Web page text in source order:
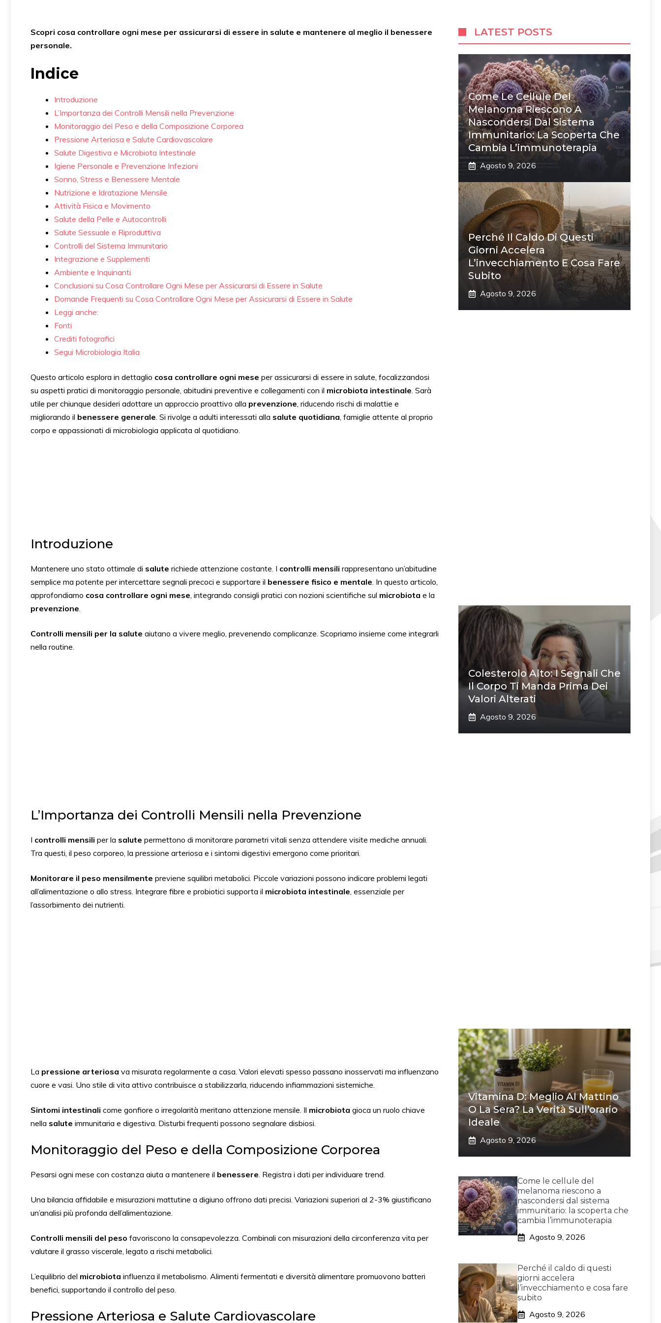
Scopri cosa controllare ogni mese per assicurarsi di essere in salute e mantenere al meglio il benessere
personale.
Indice
Introduzione
L’Importanza dei Controlli Mensili nella Prevenzione
Monitoraggio del Peso e della Composizione Corporea
Pressione Arteriosa e Salute Cardiovascolare
Salute Digestiva e Microbiota Intestinale
Igiene Personale e Prevenzione Infezioni
Sonno, Stress e Benessere Mentale
Nutrizione e Idratazione Mensile
Attività Fisica e Movimento
Salute della Pelle e Autocontrolli
Salute Sessuale e Riproduttiva
Controlli del Sistema Immunitario
Integrazione e Supplementi
Ambiente e Inquinanti
Conclusioni su Cosa Controllare Ogni Mese per Assicurarsi di Essere in Salute
Domande Frequenti su Cosa Controllare Ogni Mese per Assicurarsi di Essere in Salute
Leggi anche:
Fonti
Crediti fotografici
Segui Microbiologia Italia
Questo articolo esplora in dettaglio cosa controllare ogni mese per assicurarsi di essere in salute, focalizzandosi
su aspetti pratici di monitoraggio personale, abitudini preventive e collegamenti con il microbiota intestinale. Sarà
utile per chiunque desideri adottare un approccio proattivo alla prevenzione, riducendo rischi di malattie e
migliorando il benessere generale. Si rivolge a adulti interessati alla salute quotidiana, famiglie attente al proprio
corpo e appassionati di microbiologia applicata al quotidiano.
Introduzione
Mantenere uno stato ottimale di salute richiede attenzione costante. I controlli mensili rappresentano un’abitudine
semplice ma potente per intercettare segnali precoci e supportare il benessere fisico e mentale. In questo articolo,
approfondiamo cosa controllare ogni mese, integrando consigli pratici con nozioni scientifiche sul microbiota e la
prevenzione.
Controlli mensili per la salute aiutano a vivere meglio, prevenendo complicanze. Scopriamo insieme come integrarli
nella routine.
L’Importanza dei Controlli Mensili nella Prevenzione
I controlli mensili per la salute permettono di monitorare parametri vitali senza attendere visite mediche annuali.
Tra questi, il peso corporeo, la pressione arteriosa e i sintomi digestivi emergono come prioritari.
Monitorare il peso mensilmente previene squilibri metabolici. Piccole variazioni possono indicare problemi legati
all’alimentazione o allo stress. Integrare fibre e probiotici supporta il microbiota intestinale, essenziale per
l’assorbimento dei nutrienti.
La pressione arteriosa va misurata regolarmente a casa. Valori elevati spesso passano inosservati ma influenzano
cuore e vasi. Uno stile di vita attivo contribuisce a stabilizzarla, riducendo infiammazioni sistemiche.
Sintomi intestinali come gonfiore o irregolarità meritano attenzione mensile. Il microbiota gioca un ruolo chiave
nella salute immunitaria e digestiva. Disturbi frequenti possono segnalare disbiosi.
Monitoraggio del Peso e della Composizione Corporea
Pesarsi ogni mese con costanza aiuta a mantenere il benessere. Registra i dati per individuare trend.
Una bilancia affidabile e misurazioni mattutine a digiuno offrono dati precisi. Variazioni superiori al 2-3% giustificano
un’analisi più profonda dell’alimentazione.
Controlli mensili del peso favoriscono la consapevolezza. Combinali con misurazioni della circonferenza vita per
valutare il grasso viscerale, legato a rischi metabolici.
L’equilibrio del microbiota influenza il metabolismo. Alimenti fermentati e diversità alimentare promuovono batteri
benefici, supportando il controllo del peso.
Pressione Arteriosa e Salute Cardiovascolare
LATEST POSTS
Come Le Cellule Del
Melanoma Riescono A
Nascondersi Dal Sistema
Immunitario: La Scoperta Che
Cambia L’immunoterapia
Agosto 9, 2026
Perché Il Caldo Di Questi
Giorni Accelera
L’invecchiamento E Cosa Fare
Subito
Agosto 9, 2026
Colesterolo Alto: I Segnali Che
Il Corpo Ti Manda Prima Dei
Valori Alterati
Agosto 9, 2026
Vitamina D: Meglio Al Mattino
O La Sera? La Verità Sull’orario
Ideale
Agosto 9, 2026
Come le cellule del
melanoma riescono a
nascondersi dal sistema
immunitario: la scoperta che
cambia l’immunoterapia
Agosto 9, 2026
Perché il caldo di questi
giorni accelera
l’invecchiamento e cosa fare
subito
Agosto 9, 2026